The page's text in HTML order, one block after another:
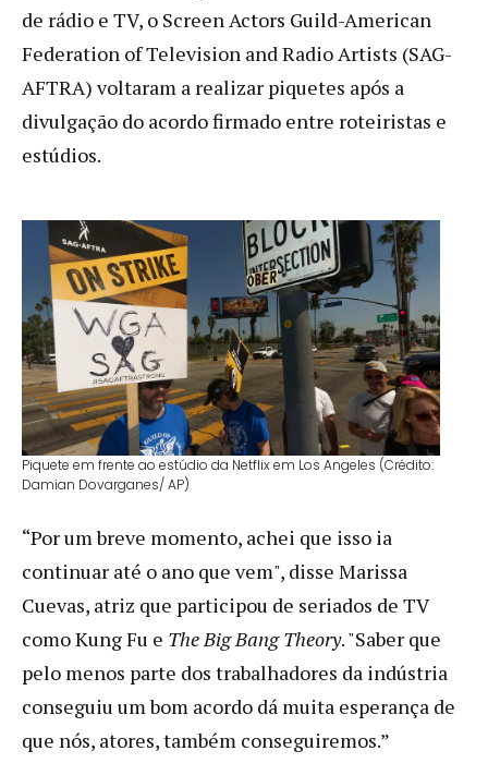
de rádio e TV, o Screen Actors Guild-American
Federation of Television and Radio Artists (SAG-
AFTRA) voltaram a realizar piquetes após a
divulgação do acordo firmado entre roteiristas e
estúdios.
Piquete em frente ao estúdio da Netflix em Los Angeles (Crédito:
Damian Dovarganes/ AP)
“Por um breve momento, achei que isso ia
continuar até o ano que vem", disse Marissa
Cuevas, atriz que participou de seriados de TV
como Kung Fu e The Big Bang Theory. "Saber que
pelo menos parte dos trabalhadores da indústria
conseguiu um bom acordo dá muita esperança de
que nós, atores, também conseguiremos.”